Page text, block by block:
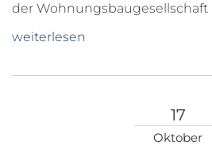
der Wohnungsbaugesellschaft
weiterlesen
17
Oktober